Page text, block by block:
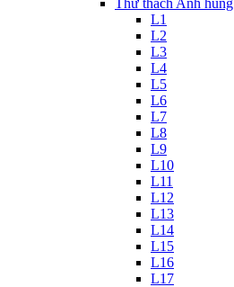
Thử thách Anh hùng
L1
L2
L3
L4
L5
L6
L7
L8
L9
L10
L11
L12
L13
L14
L15
L16
L17